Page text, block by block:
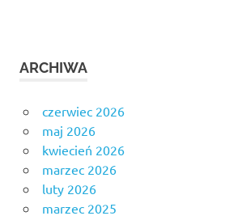
ARCHIWA
czerwiec 2026
maj 2026
kwiecień 2026
marzec 2026
luty 2026
marzec 2025